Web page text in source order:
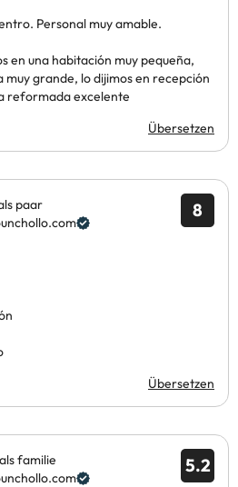
Personal muy amable.
en una habitación muy pequeña,
muy grande, lo dijimos en recepción
reformada excelente
Übersetzen
8
paar
Übersetzen
5.2
familie